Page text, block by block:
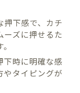
押下感で、カチ
ーズに押せるた
下時に明確な感
やタイピングが